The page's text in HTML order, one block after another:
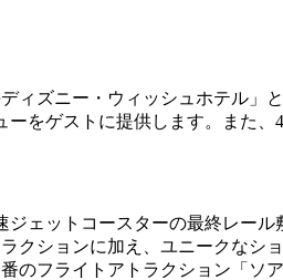
ィズニー・ウィッシュホテル」
をゲストに提供します。また、
ェットコースターの最終レール
ションに加え、ユニークなシ
のフライトアトラクション「ソ